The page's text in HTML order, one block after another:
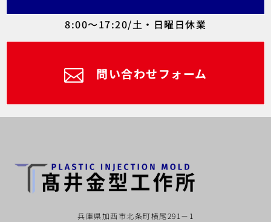
8:00～17:20/土・日曜日休業
問い合わせフォーム
兵庫県加西市北条町横尾291－1